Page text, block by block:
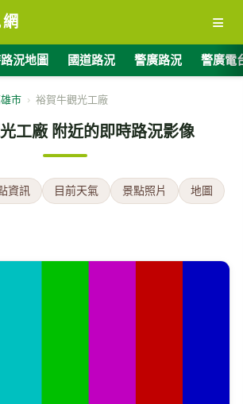
≡
況地圖 國道路況 警廣路況 警廣電
市 › 裕賀牛觀光工廠
工廠 附近的即時路況影像
資訊 目前天氣 景點照片 地圖